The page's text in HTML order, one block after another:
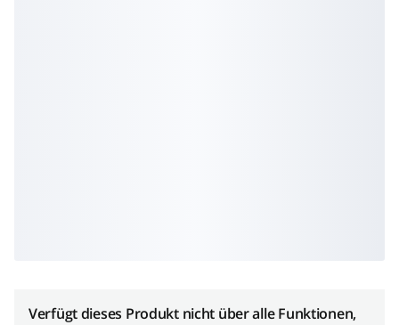
Verfügt dieses Produkt nicht über alle Funktionen,